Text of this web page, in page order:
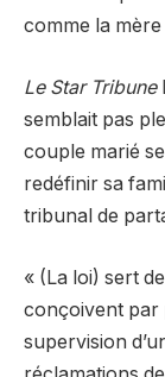
comme la mère
Le Star Tribune
semblait pas
couple marié
redéfinir sa
tribunal de
« (La loi) sert
conçoivent par
supervision